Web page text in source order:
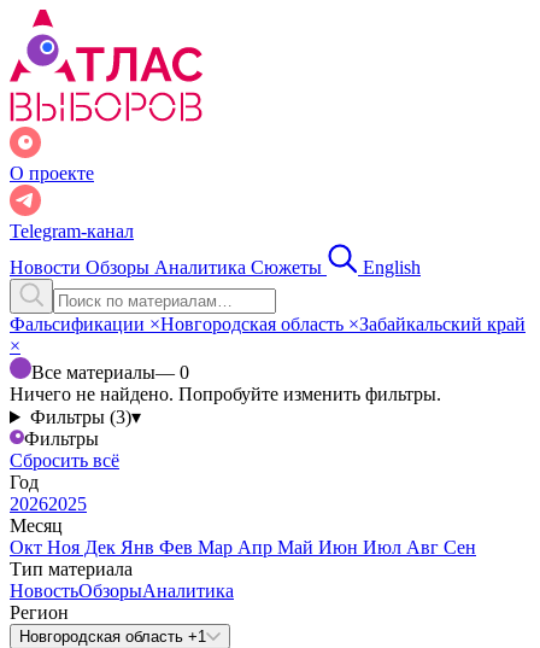
О проекте
Telegram-канал
Новости Обзоры Аналитика Сюжеты English
Фальсификации ×Новгородская область ×Забайкальский край
×
Все материалы— 0
Ничего не найдено. Попробуйте изменить фильтры.
Фильтры (3)▾
Фильтры
Сбросить всё
Год
20262025
Месяц
Окт Ноя Дек Янв Фев Мар Апр Май Июн Июл Авг Сен
Тип материала
НовостьОбзорыАналитика
Регион
Новгородская область +1